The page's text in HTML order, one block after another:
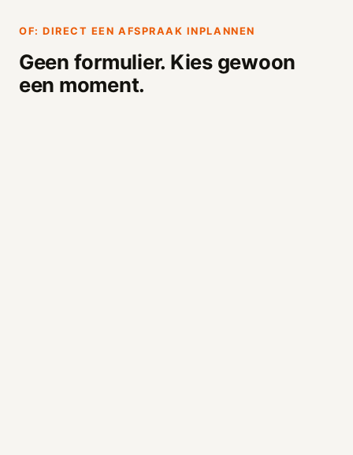
OF: DIRECT EEN AFSPRAAK INPLANNEN
Geen formulier. Kies gewoon
een moment.